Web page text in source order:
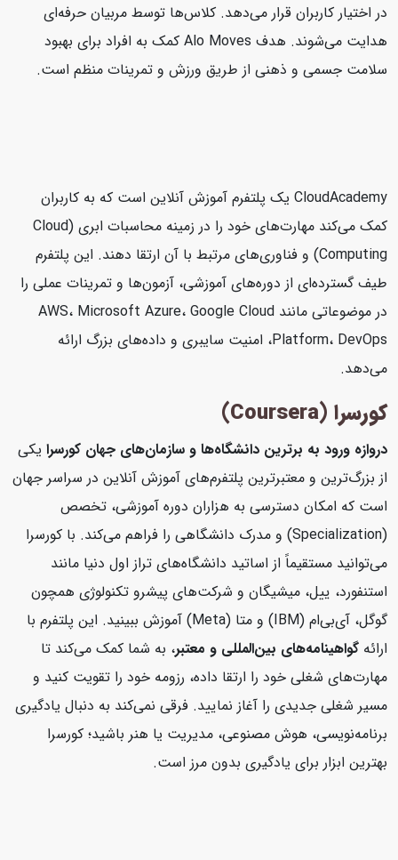
در اختیار کاربران قرار می‌دهد. کلاس‌ها توسط مربیان حرفه‌ای
هدایت می‌شوند. هدف Alo Moves کمک به افراد برای بهبود
سلامت جسمی و ذهنی از طریق ورزش و تمرینات منظم است.
CloudAcademy یک پلتفرم آموزش آنلاین است که به کاربران
کمک می‌کند مهارت‌های خود را در زمینه محاسبات ابری (Cloud
Computing) و فناوری‌های مرتبط با آن ارتقا دهند. این پلتفرم
طیف گسترده‌ای از دوره‌های آموزشی، آزمون‌ها و تمرینات عملی را
در موضوعاتی مانند AWS، Microsoft Azure، Google Cloud
Platform، DevOps، امنیت سایبری و داده‌های بزرگ ارائه
می‌دهد.
کورسرا (Coursera)
دروازه ورود به برترین دانشگاه‌ها و سازمان‌های جهان کورسرایکی
از بزرگ‌ترین و معتبرترین پلتفرم‌های آموزش آنلاین در سراسر جهان
است که امکان دسترسی به هزاران دوره آموزشی، تخصص
(Specialization) و مدرک دانشگاهی را فراهم می‌کند. با کورسرا
می‌توانید مستقیماً از اساتید دانشگاه‌های تراز اول دنیا مانند
استنفورد، ییل، میشیگان و شرکت‌های پیشرو تکنولوژی همچون
گوگل، آی‌بی‌ام (IBM) و متا (Meta) آموزش ببینید. این پلتفرم با
ارائهگواهینامه‌های بین‌المللی و معتبر، به شما کمک می‌کند تا
مهارت‌های شغلی خود را ارتقا داده، رزومه خود را تقویت کنید و
مسیر شغلی جدیدی را آغاز نمایید. فرقی نمی‌کند به دنبال یادگیری
برنامه‌نویسی، هوش مصنوعی، مدیریت یا هنر باشید؛ کورسرا
بهترین ابزار برای یادگیری بدون مرز است.